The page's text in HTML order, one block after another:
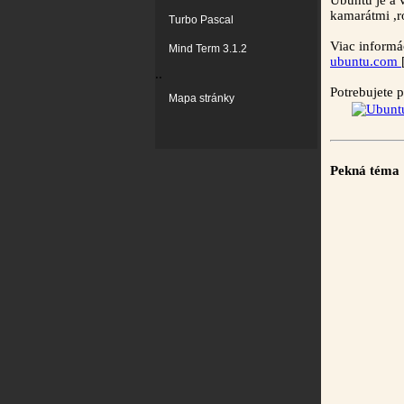
Turbo Pascal
Mind Term 3.1.2
..
Mapa stránky
kamarátmi
Viac
ubuntu.com
Potrebujete
Pekná téma